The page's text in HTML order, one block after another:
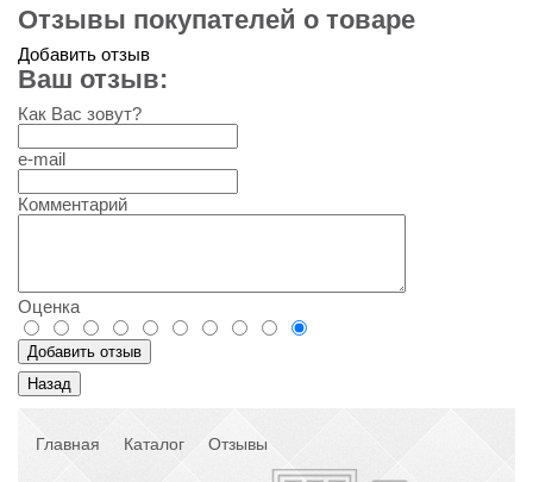
Отзывы покупателей о товаре
Добавить отзыв
Ваш отзыв:
Как Вас зовут?
e-mail
Комментарий
Оценка
Главная Каталог Отзывы